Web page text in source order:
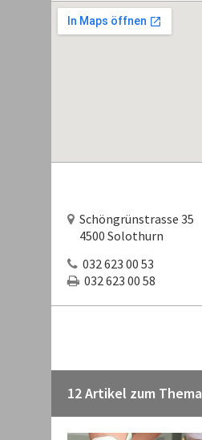
Schöngrünstrasse 35
4500 Solothurn
032 623 00 53
032 623 00 58
12 Artikel zum Thema